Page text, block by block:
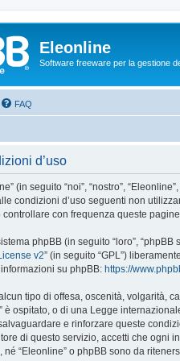
Eleonline
Software freeware per la gestione
FAQ
d’uso
(in seguito “noi”, “nostro”,
condizioni d’uso seguenti non
con frequenza queste
phpBB (in seguito “loro”,
v2” (in seguito “GPL”)
su phpBB: https://
tipo di offesa, oscenità, volgarità,
è ospitato, o di una Legge
e rinforzare queste
di questo servizio, accetti che ogni
né “Eleonline” o phpBB sono da